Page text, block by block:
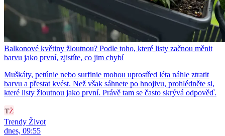
Balkonové květiny žloutnou? Podle toho, které listy začnou měnit
barvu jako první, zjistíte, co jim chybí
Muškáty, petúnie nebo surfinie mohou uprostřed léta náhle ztratit
barvu a přestat kvést. Než však sáhnete po hnojivu, prohlédněte si,
které listy žloutnou jako první. Právě tam se často skrývá odpověď.
Trendy Život
dnes, 09:55